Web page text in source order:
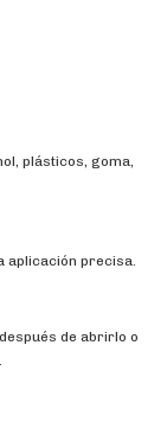
plásticos, goma,
aplicación precisa.
de abrirlo o